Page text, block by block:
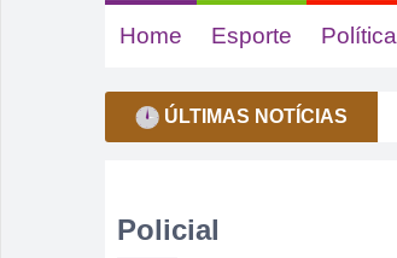
Home Esporte Política
ÚLTIMAS NOTÍCIAS
Policial